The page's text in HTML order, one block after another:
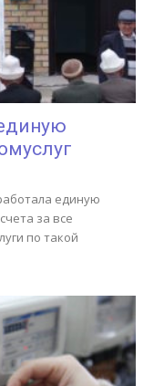
единую
за все
по такой